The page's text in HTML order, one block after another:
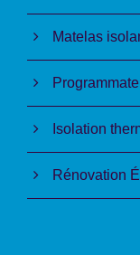
Matelas
Isolation
Rénovation